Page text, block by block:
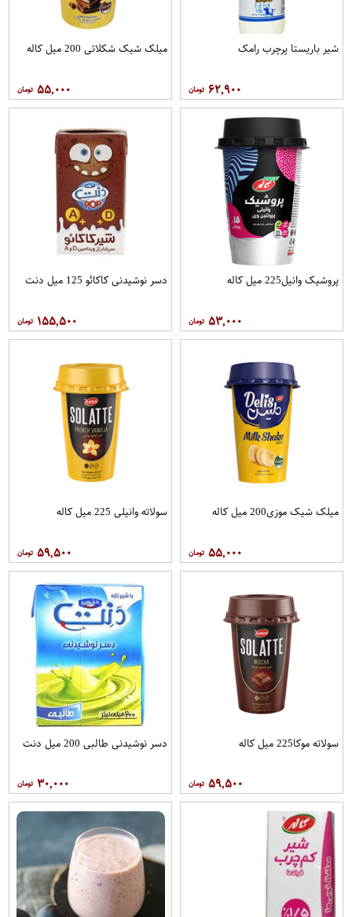
شیر باریستا پرچرب رامک
۶۲,۹۰۰
میلک شیک شکلاتی 200 میل کاله
۵۵,۰۰۰
پروشیک وانیل225 میل کاله
۵۳,۰۰۰
دسر نوشیدنی کاکائو 125 میل دنت
۱۵۵,۵۰۰
میلک شیک موزی200 میل کاله
۵۵,۰۰۰
سولاته وانیلی 225 میل کاله
۵۹,۵۰۰
سولاته موکا225 میل کاله
۵۹,۵۰۰
دسر نوشیدنی طالبی 200 میل دنت
۳۰,۰۰۰